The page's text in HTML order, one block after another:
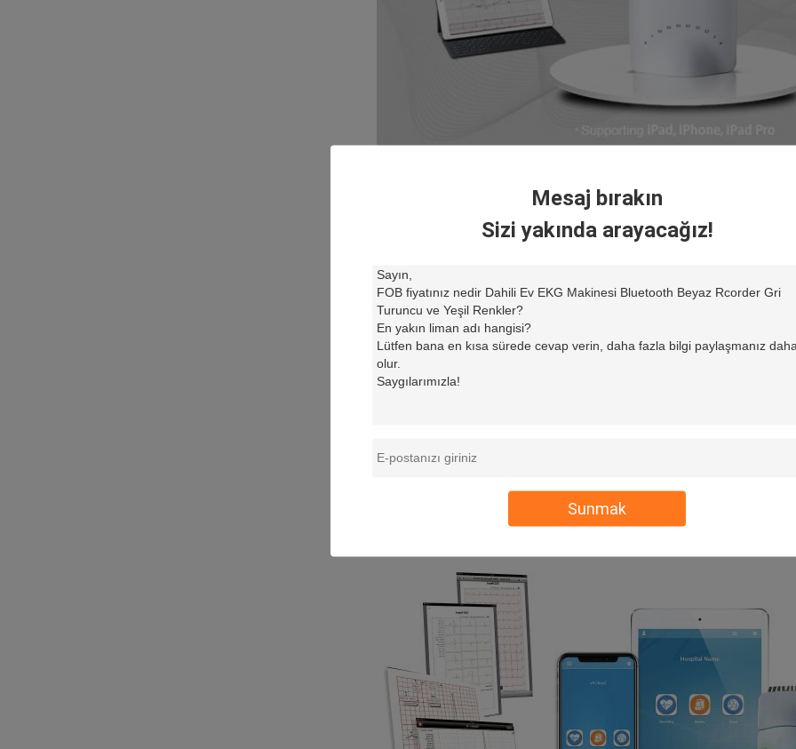
Mesaj bırakın
Sizi yakında arayacağız!
Sunmak
İPad EKG Makinesi iCV200S'nin ana
1, Eşzamanlı 12-kurşun EKG
2, Otomatik Ölçümler ve Yorumlar
4, ecgCloud ve EKG ağı
5, kurşun dökülme için gösterge ışığı
6, Kaydedici bağlamak: Bluetooth 4.0
7, Kaydedici Gücü: 2 * AAA pil